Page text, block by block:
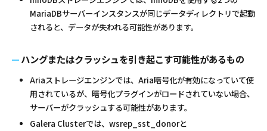
MariaDBサーバーインスタンスが同じデータディレクトリで起動
されると、データが失われる可能性があります。
ハングまたはクラッシュを引き起こす可能性があるもの
Ariaストレージエンジンでは、Aria暗号化が有効になっていて使
用されているが、暗号化プラグインがロードされていない場合、
サーバーがクラッシュする可能性があります。
Galera Clusterでは、wsrep_sst_donorと